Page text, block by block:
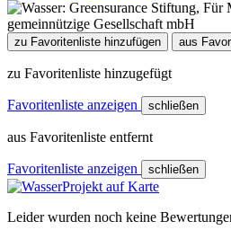
zu Favoritenliste hinzufügen aus
zu Favoritenliste hinzugefügt
Favoritenliste anzeigen schließen
aus Favoritenliste entfernt
Favoritenliste anzeigen schließen
Leider wurden noch keine